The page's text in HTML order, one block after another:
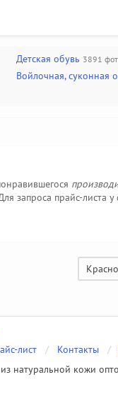
Детская обувь 3891
Войлочная, суконная
запроса прайс-листа
лист / Контакты /
натуральной кожи